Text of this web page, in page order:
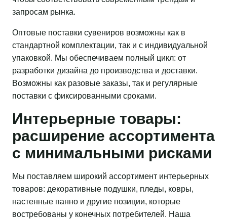
запросам рынка.
Оптовые поставки сувениров возможны как в
стандартной комплектации, так и с индивидуальной
упаковкой. Мы обеспечиваем полный цикл: от
разработки дизайна до производства и доставки.
Возможны как разовые заказы, так и регулярные
поставки с фиксированными сроками.
Интерьерные товары:
расширение ассортимента
с минимальными рисками
Мы поставляем широкий ассортимент интерьерных
товаров: декоративные подушки, пледы, ковры,
настенные панно и другие позиции, которые
востребованы у конечных потребителей. Наша